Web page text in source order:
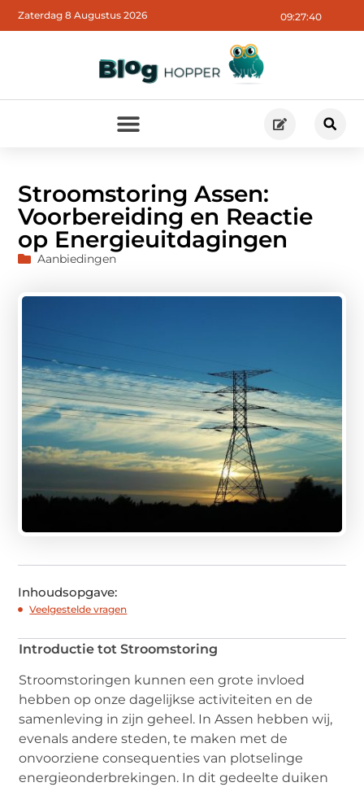
09:27:41
Zaterdag 8 Augustus 2026
Stroomstoring Assen:
Voorbereiding en Reactie
op Energieuitdagingen
Aanbiedingen
Inhoudsopgave:
Veelgestelde vragen
Introductie tot Stroomstoring
Stroomstoringen kunnen een grote invloed
hebben op onze dagelijkse activiteiten en de
samenleving in zijn geheel. In Assen hebben wij,
evenals andere steden, te maken met de
onvoorziene consequenties van plotselinge
energieonderbrekingen. In dit gedeelte duiken